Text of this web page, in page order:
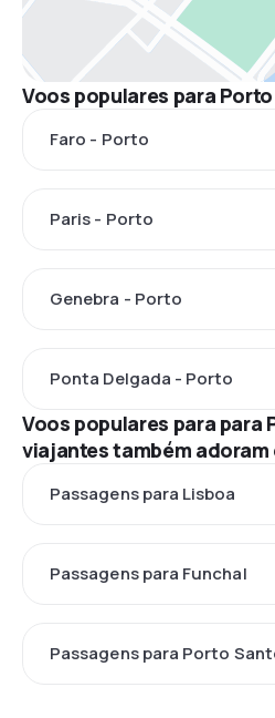
Voos populares para Porto
Faro - Porto
Paris - Porto
Genebra - Porto
Ponta Delgada - Porto
Voos populares para para
viajantes também
Passagens para Lisboa
Passagens para Funchal
Passagens para Porto